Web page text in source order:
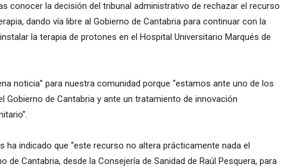
conocer la decisión del tribunal administrativo de rechazar el recurso
dando vía libre al Gobierno de Cantabria para continuar con la
la terapia de protones en el Hospital Universitario Marqués de
noticia” para nuestra comunidad porque “estamos ante uno de los
de Cantabria y ante un tratamiento de innovación
ha indicado que “este recurso no altera prácticamente nada el
de Cantabria, desde la Consejería de Sanidad de Raúl Pesquera, para